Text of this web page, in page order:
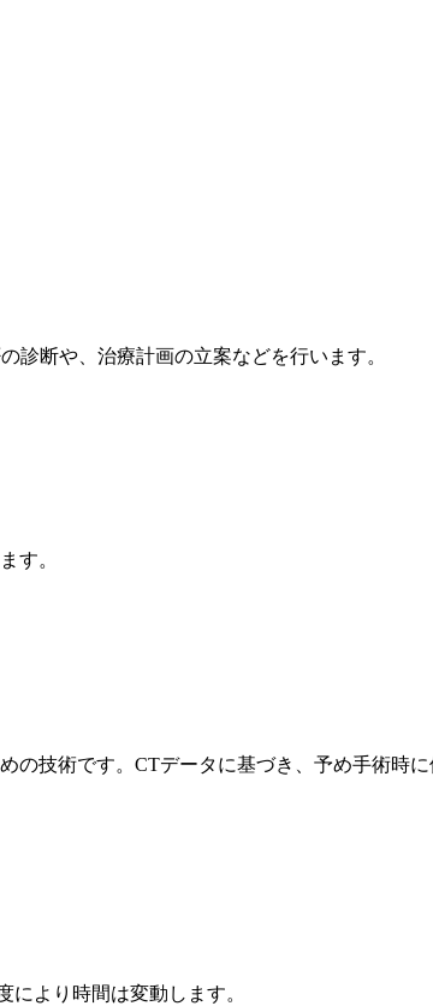
診断や、治療計画の立案などを行います。
す。
の技術です。CTデータに基づき、予め手術時
より時間は変動します。